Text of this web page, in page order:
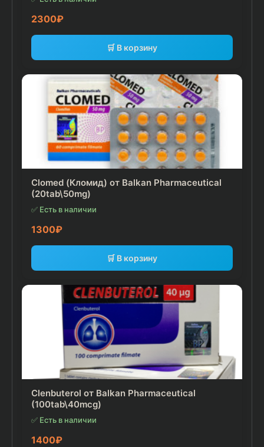
2300₽
🛒 В корзину
Clomed (Кломид) от Balkan Pharmaceutical
(20tab\50mg)
✅ Есть в наличии
1300₽
🛒 В корзину
Clenbuterol от Balkan Pharmaceutical
(100tab\40mcg)
✅ Есть в наличии
1400₽